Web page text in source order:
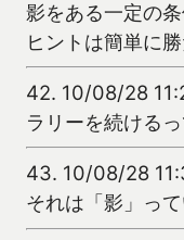
影をある一定の条
ヒントは簡単に
42. 10/08/28
ラリーを続ける
43. 10/08/28
それは「影」っ